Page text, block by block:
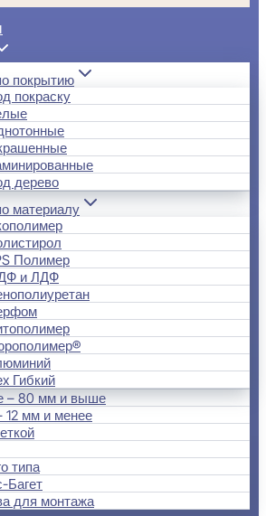
покрытию
покраску
дерево
материалу
Полимер
и ЛДФ
Гибкий
– 80 мм и выше
12 мм и менее
типа
Багет
для монтажа